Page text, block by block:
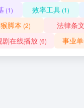
(1) 效率工具 (1)
脚本 (2) 法律条
剧在线播放(6) 事业